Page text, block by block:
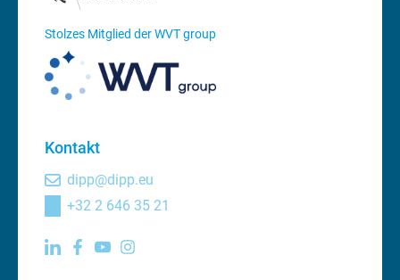
Stolzes Mitglied der WVT group
Kontakt
dipp@dipp.eu
+32 2 646 35 21